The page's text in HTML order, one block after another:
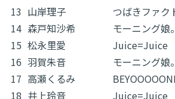
13 山岸理子
つばきファク
14 森戸知沙希
モーニング娘
15 松永里愛
Juice=Juice
16 羽賀朱音
モーニング娘
17 高瀬くるみ
18 井上玲音 Juice=Juice